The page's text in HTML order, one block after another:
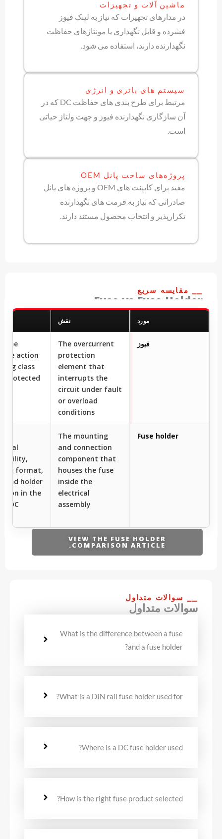
ماشین آلات و تجهیزات
در مدارهای تجهیزات که نیاز به لینک فیوز
فشرده و قابل نگهداری یا مونتاژهای حفاظت
نگهدارنده دارند، استفاده می شود.
سیستم های باتری و انرژی
مرتبط برای طرح بندی های حفاظت DC که در
آن سازگاری نگهدارنده فیوز و جهت ولتاژ حیاتی
است.
پروژه‌های ساخت پانل OEM
مفید برای کابینت های OEM و پروژه های پانل
صادراتی که نیاز به فرمت های نگهدارنده
تکرارپذیر و انتخاب محصول مستند دارند.
⎯⎯ مقایسه سریع
Fuse vs Fuse Holder
مورد نقش
فیوز
The overcurrent
protection
element that
interrupts the
circuit under fault
or overload
conditions
the
action
class
protected
Fuse holder
The mounting
and connection
component that
houses the fuse
inside the
electrical
assembly
format,
and holder
in the
DC
VIEW THE FUSE HOLDER
COMPARISON ARTICLE.
⎯⎯ سوالات متداول
سوالات متداول
What is the difference between a fuse
and a fuse holder?
What is a DIN rail fuse holder used for?
Where is a DC fuse holder used?
How is the right fuse product selected?